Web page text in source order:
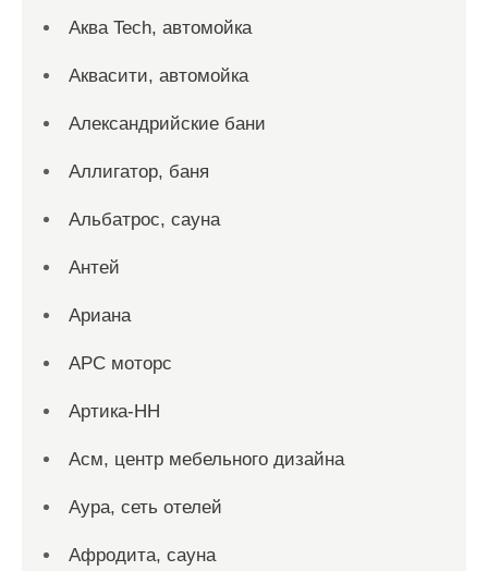
Аква Tech, автомойка
Аквасити, автомойка
Александрийские бани
Аллигатор, баня
Альбатрос, сауна
Антей
Ариана
АРС моторс
Артика-НН
Асм, центр мебельного дизайна
Аура, сеть отелей
Афродита, сауна